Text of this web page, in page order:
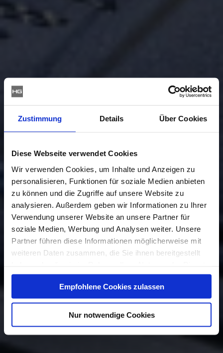
Zustimmung Details Über Cookies
Diese Webseite verwendet Cookies
Wir verwenden Cookies, um Inhalte und Anzeigen zu
personalisieren, Funktionen für soziale Medien anbieten
zu können und die Zugriffe auf unsere Website zu
analysieren. Außerdem geben wir Informationen zu Ihrer
Verwendung unserer Website an unsere Partner für
soziale Medien, Werbung und Analysen weiter. Unsere
Partner führen diese Informationen möglicherweise mit
weiteren Daten zusammen, die Sie ihnen bereitgestellt
gesammelt haben.
Empfohlene Cookies zulassen
Nur notwendige Cookies